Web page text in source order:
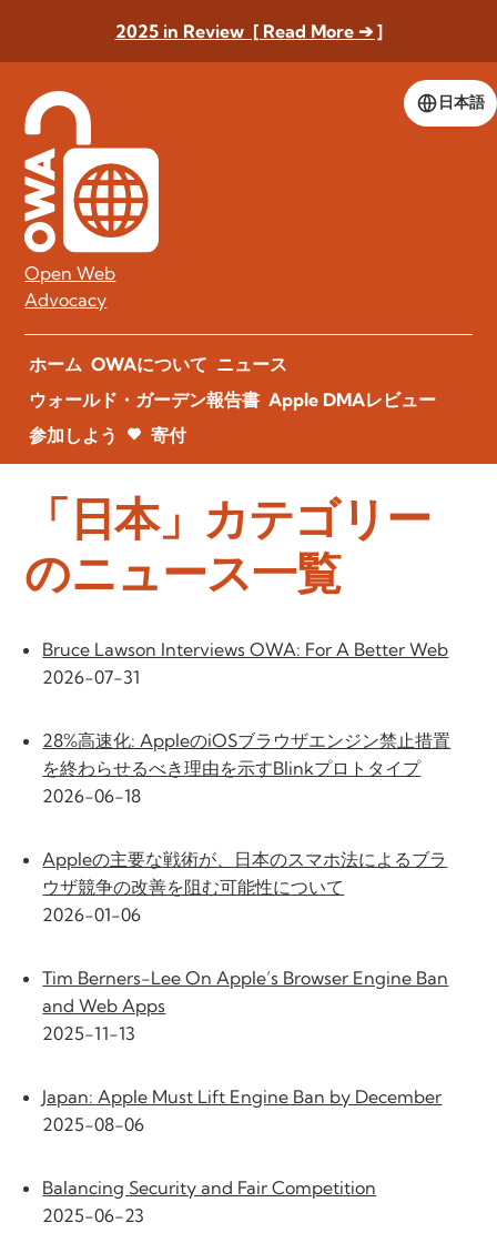
2025 in Review [ Read More ➔ ]
日本語
Open Web
Advocacy
ホーム OWAについて ニュース
ウォールド・ガーデン報告書 Apple DMAレビュー
参加しよう
寄付
「日本」カテゴリー
のニュース一覧
Bruce Lawson Interviews OWA: For A Better Web
2026-07-31
28%高速化: AppleのiOSブラウザエンジン禁止措置
を終わらせるべき理由を示すBlinkプロトタイプ
2026-06-18
Appleの主要な戦術が、日本のスマホ法によるブラ
ウザ競争の改善を阻む可能性について
2026-01-06
Tim Berners-Lee On Apple’s Browser Engine Ban
and Web Apps
2025-11-13
Japan: Apple Must Lift Engine Ban by December
2025-08-06
Balancing Security and Fair Competition
2025-06-23